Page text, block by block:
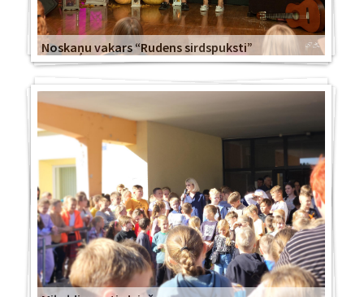
Noskaņu vakars “Rudens sirdspuksti”